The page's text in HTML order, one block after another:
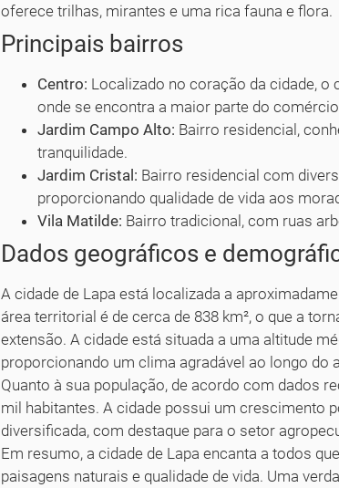
oferece trilhas, mirantes e uma rica fauna e flora.
Principais bairros
Centro: Localizado no coração da cidade,
onde se encontra a maior parte do
Jardim Campo Alto: Bairro residencial,
tranquilidade.
Jardim Cristal: Bairro residencial com
proporcionando qualidade de vida aos
Vila Matilde: Bairro tradicional, com ruas
Dados geográficos e
A cidade de Lapa está localizada a
área territorial é de cerca de 838 km², o que a
extensão. A cidade está situada a uma altitude
proporcionando um clima agradável ao longo do
Quanto à sua população, de acordo com dados
mil habitantes. A cidade possui um crescimento
diversificada, com destaque para o setor
Em resumo, a cidade de Lapa encanta a todos
paisagens naturais e qualidade de vida. Uma